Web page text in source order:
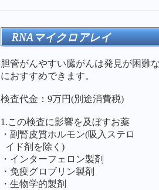
RNAマイクロアレイ
胆管がんやすい臓がんは発見が困難
におすすめできます。
検査代金：9万円(別途消費税)
1.この検査に影響を及ぼすお薬
・副腎皮質ホルモン(吸入 ステロ
イド剤 を除 く)
・インターフェロン製剤
・免疫グロブリン製剤
・生物学的製剤